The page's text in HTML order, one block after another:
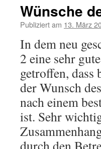
Wünsche
Publiziert am 13. März
In dem neu
2 eine sehr
getroffen, dass
der Wunsch
nach einem
ist. Sehr
durch den